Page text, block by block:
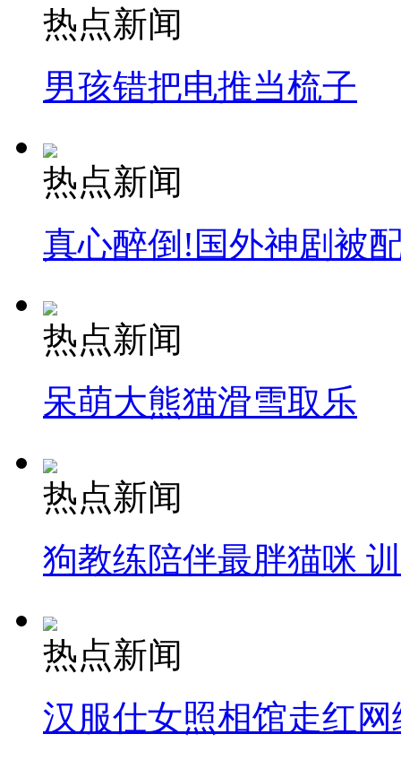
热点新闻
男孩错把电推当梳子
热点新闻
真心醉倒!国外神剧被
热点新闻
呆萌大熊猫滑雪取乐
热点新闻
狗教练陪伴最胖猫咪
热点新闻
汉服仕女照相馆走红网